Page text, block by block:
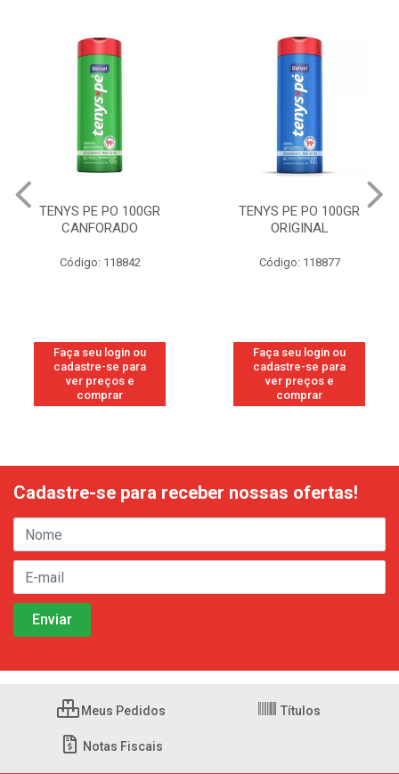
TENYS PE PO 100GR
ORIGINAL
Código: 118877
Faça seu login ou
cadastre-se para
ver preços e
comprar
TENYS PE PO 100GR
WOMAN
Código: 219800
Faça seu login ou
cadastre-se para
ver preços e
comprar
Cadastre-se para receber nossas ofertas!
Meus Pedidos Títulos
Notas Fiscais